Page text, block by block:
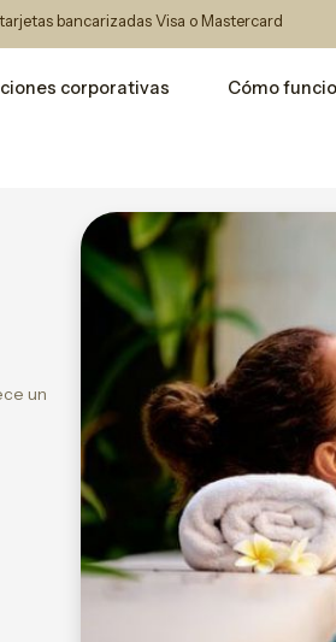
bancarizadas Visa o Mastercard
corporativas Cómo
un